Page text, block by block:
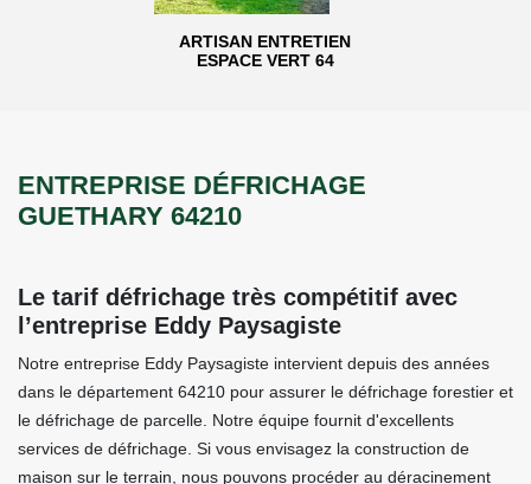
ARTISAN ENTRETIEN
ESPACE VERT 64
ENTREPRISE DÉFRICHAGE
GUETHARY 64210
Le tarif défrichage très compétitif avec
l’entreprise Eddy Paysagiste
Notre entreprise Eddy Paysagiste intervient depuis des années
dans le département 64210 pour assurer le défrichage forestier et
le défrichage de parcelle. Notre équipe fournit d'excellents
services de défrichage. Si vous envisagez la construction de
maison sur le terrain, nous pouvons procéder au déracinement